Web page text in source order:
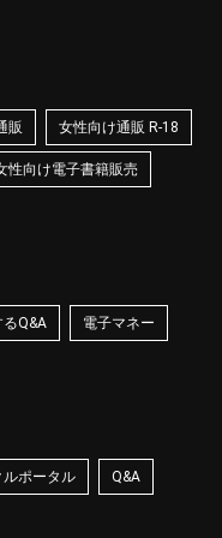
販 女性向け通販 R-18
性向け電子書籍販売
るQ&A 電子マネー
ルポータル Q&A